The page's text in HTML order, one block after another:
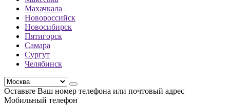
Махачкала
Новороссийск
Новосибирск
Пятигорск
Самара
Сургут
Челябинск
Оставьте Ваш номер телефона или почтовый адрес
Мобильный телефон